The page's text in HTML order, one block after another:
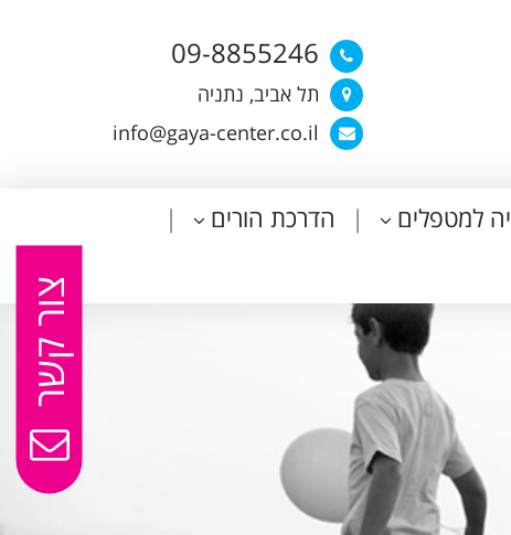
09-8855246
תל אביב, נתניה
info@gaya-center.co.il
למטפלים
הדרכת הורים
צור קשר